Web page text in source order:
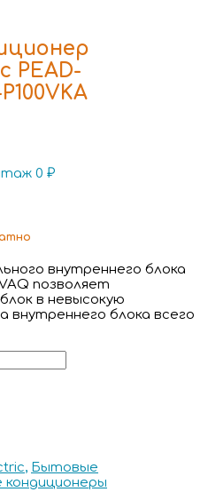
PEAD-
0 ₽
внутреннего блока
позволяет
в невысокую
блока всего
, Бытовые
кондиционеры